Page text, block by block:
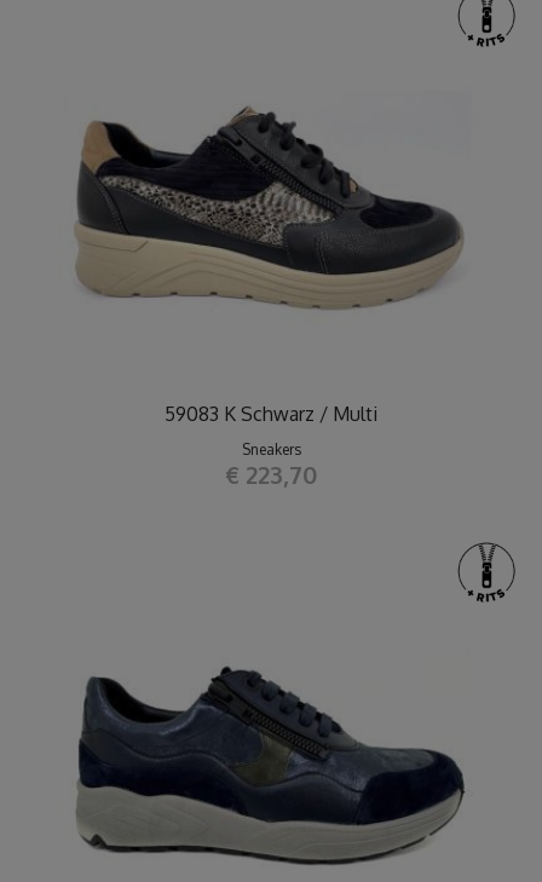
59083 K Schwarz / Multi
Sneakers
€ 223,70